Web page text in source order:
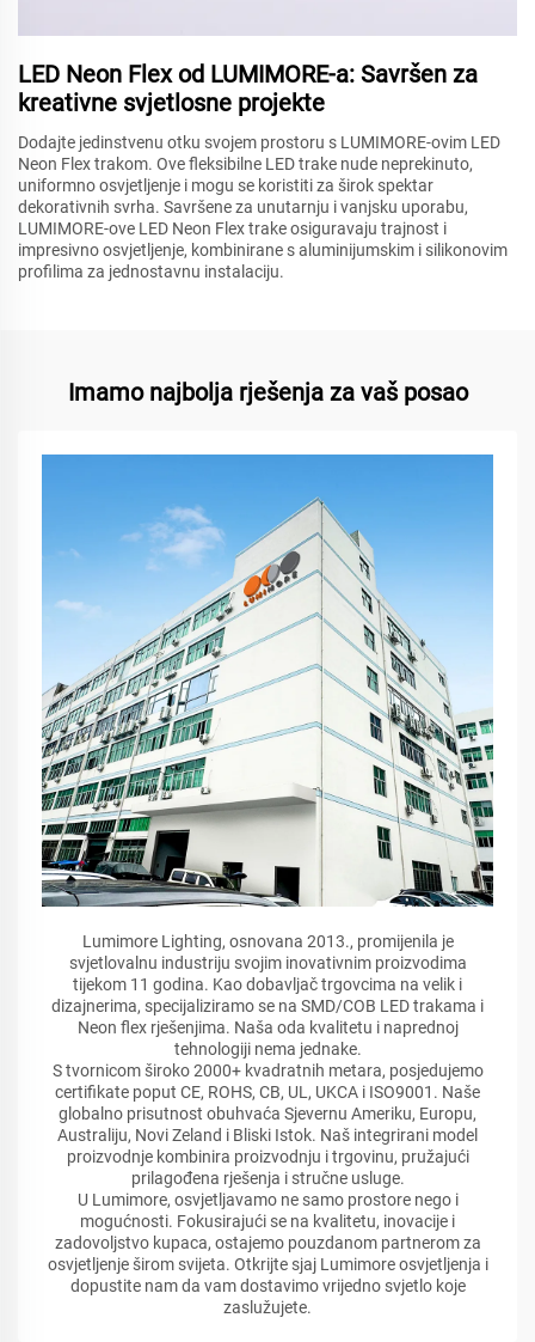
LED Neon Flex od LUMIMORE-a: Savršen za
kreativne svjetlosne projekte
Dodajte jedinstvenu otku svojem prostoru s LUMIMORE-ovim LED
Neon Flex trakom. Ove fleksibilne LED trake nude neprekinuto,
uniformno osvjetljenje i mogu se koristiti za širok spektar
dekorativnih svrha. Savršene za unutarnju i vanjsku uporabu,
LUMIMORE-ove LED Neon Flex trake osiguravaju trajnost i
impresivno osvjetljenje, kombinirane s aluminijumskim i silikonovim
profilima za jednostavnu instalaciju.
Imamo najbolja rješenja za vaš posao
Lumimore Lighting, osnovana 2013., promijenila je
svjetlovalnu industriju svojim inovativnim proizvodima
tijekom 11 godina. Kao dobavljač trgovcima na velik i
dizajnerima, specijaliziramo se na SMD/COB LED trakama i
Neon flex rješenjima. Naša oda kvalitetu i naprednoj
tehnologiji nema jednake.
S tvornicom široko 2000+ kvadratnih metara, posjedujemo
certifikate poput CE, ROHS, CB, UL, UKCA i ISO9001. Naše
globalno prisutnost obuhvaća Sjevernu Ameriku, Europu,
Australiju, Novi Zeland i Bliski Istok. Naš integrirani model
proizvodnje kombinira proizvodnju i trgovinu, pružajući
prilagođena rješenja i stručne usluge.
U Lumimore, osvjetljavamo ne samo prostore nego i
mogućnosti. Fokusirajući se na kvalitetu, inovacije i
zadovoljstvo kupaca, ostajemo pouzdanom partnerom za
osvjetljenje širom svijeta. Otkrijte sjaj Lumimore osvjetljenja i
dopustite nam da vam dostavimo vrijedno svjetlo koje
zaslužujete.